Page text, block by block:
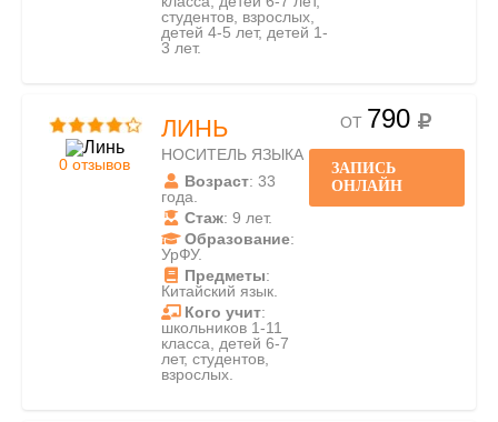
студентов, взрослых,
детей 4-5 лет, детей 1-
3 лет.
0 отзывов
ЛИНЬ
НОСИТЕЛЬ ЯЗЫКА
Возраст: 33
года.
Стаж: 9 лет.
Образование:
УрФУ.
Предметы:
Китайский язык.
Кого учит:
школьников 1-11
класса, детей 6-7
лет, студентов,
взрослых.
ОТ 790
ЗАПИСЬ
ОНЛАЙН